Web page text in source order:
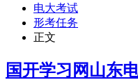
电大考试
形考任务
正文
国开学习网山东